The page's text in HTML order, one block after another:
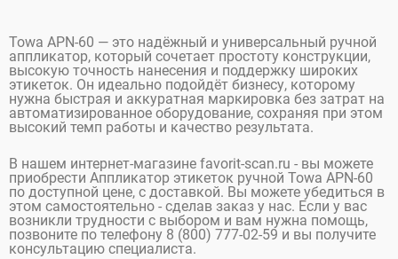
Towa APN-60 — это надёжный и универсальный ручной
аппликатор, который сочетает простоту конструкции,
высокую точность нанесения и поддержку широких
этикеток. Он идеально подойдёт бизнесу, которому
нужна быстрая и аккуратная маркировка без затрат на
автоматизированное оборудование, сохраняя при этом
высокий темп работы и качество результата.
В нашем интернет-магазине favorit-scan.ru - вы можете
приобрести Аппликатор этикеток ручной Towa APN-60
по доступной цене, с доставкой. Вы можете убедиться в
этом самостоятельно - сделав заказ у нас. Если у вас
возникли трудности с выбором и вам нужна помощь,
позвоните по телефону 8 (800) 777-02-59 и вы получите
консультацию специалиста.